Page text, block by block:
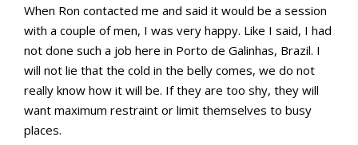
When Ron contacted me and said it would be a session
with a couple of men, I was very happy. Like I said, I had
not done such a job here in Porto de Galinhas, Brazil. I
will not lie that the cold in the belly comes, we do not
really know how it will be. If they are too shy, they will
want maximum restraint or limit themselves to busy
places.